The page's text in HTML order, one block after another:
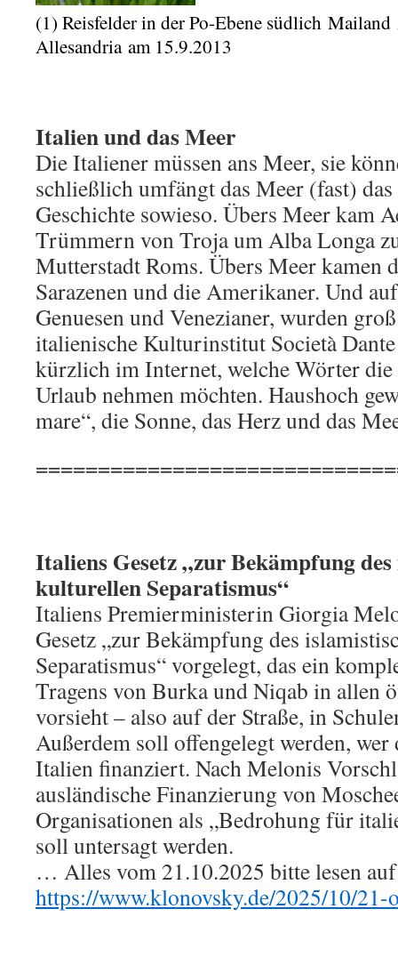
(1) Reisfelder in der Po-Ebene südlich Mailand
Allesandria am 15.9.2013
Italien und das Meer
Die Italiener müssen ans Meer, sie
schließlich umfängt das Meer (fast)
Geschichte sowieso. Übers Meer kam
Trümmern von Troja um Alba Longa
Mutterstadt Roms. Übers Meer kamen
Sarazenen und die Amerikaner. Und
Genuesen und Venezianer, wurden
italienische Kulturinstitut Società
kürzlich im Internet, welche Wörter
Urlaub nehmen möchten. Haushoch
mare“, die Sonne, das Herz und das
Italiens Gesetz „zur Bekämpfung
kulturellen Separatismus“
Italiens Premierministerin Giorgia
Gesetz „zur Bekämpfung des
Separatismus“ vorgelegt, das ein
Tragens von Burka und Niqab in allen
vorsieht – also auf der Straße, in
Außerdem soll offengelegt werden,
Italien finanziert. Nach Melonis
ausländische Finanzierung von
Organisationen als „Bedrohung für
soll untersagt werden.
… Alles vom 21.10.2025 bitte lesen auf
https://www.klonovsky.de/2025/10/21-